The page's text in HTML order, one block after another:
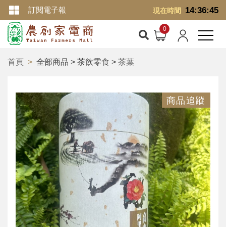
現在時間 14:36:45
訂閱電子報
首頁 全部商品 > 茶飲零食 > 茶葉
商品追蹤